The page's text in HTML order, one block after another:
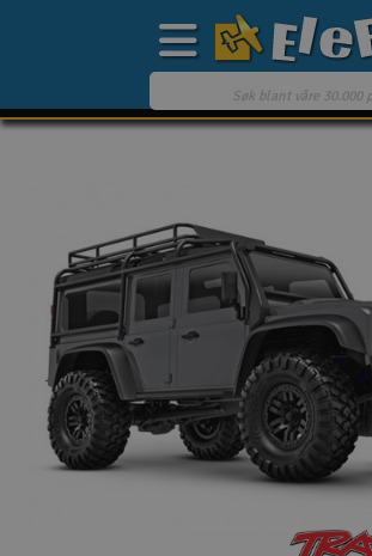
Mine favoritter
Gavekort
3D-print
Batteri & ladere
Bilbane